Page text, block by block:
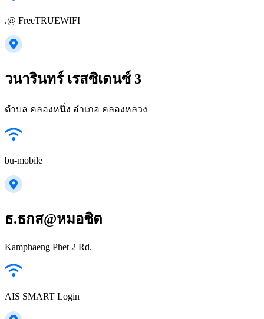
.@ FreeTRUEWIFI
วนารินทร์ เรสซิเดนซ์ 3
ตำบล คลองหนึ่ง อำเภอ คลองหลวง
bu-mobile
ธ.ธกส@หมอชิต
Kamphaeng Phet 2 Rd.
AIS SMART Login